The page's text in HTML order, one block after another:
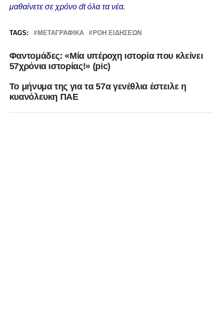
μαθαίνετε σε χρόνο dt όλα τα νέα.
TAGS: ΜΕΤΑΓΡΑΦΙΚΆ ΡΟΉ ΕΙΔΉΣΕΩΝ
Φαντομάδες: «Μία υπέροχη ιστορία που κλείνει
57χρόνια ιστορίας!» (pic)
Το μήνυμα της για τα 57α γενέθλια έστειλε η
κυανόλευκη ΠΑΕ